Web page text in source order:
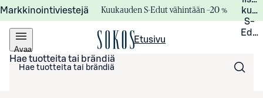
Markkinointiviestejä Kuukauden S-Edut vähintään –20 %
S-
Avaa
valikko
Etusivu
Hae tuotteita tai brändiä